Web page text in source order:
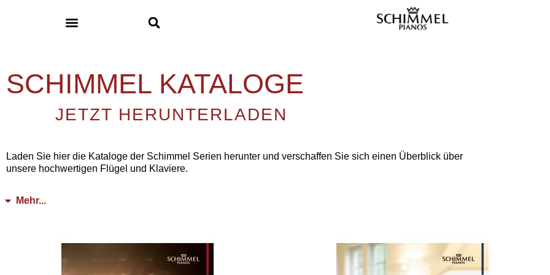
SCHIMMEL KATALOGE
JETZT HERUNTERLADEN
Laden Sie hier die Kataloge der Schimmel Serien herunter und verschaffen Sie sich einen Überblick über
unsere hochwertigen Flügel und Klaviere.
Mehr...